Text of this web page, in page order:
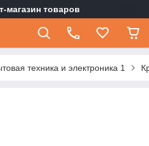
магазин товаров
техника и электроника 1